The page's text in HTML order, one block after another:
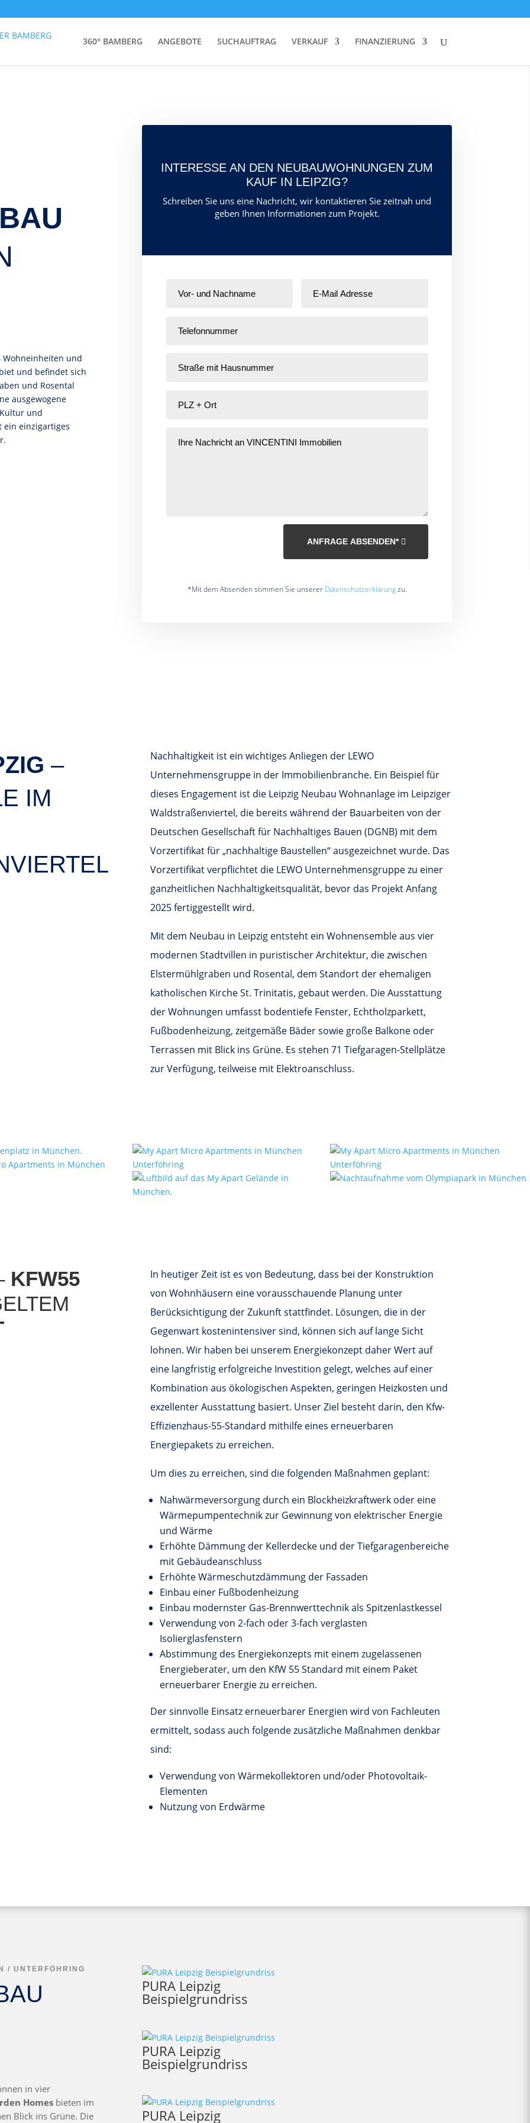
360° BAMBERG ANGEBOTE SUCHAUFTRAG VERKAUF FINANZIERUNG
Wohneinheiten und
und befindet sich
und Rosental
ausgewogene
und
ein einzigartiges
INTERESSE AN DEN NEUBAUWOHNUNGEN ZUM
KAUF IN LEIPZIG?
Schreiben Sie uns eine Nachricht, wir kontaktieren Sie zeitnah und
geben Ihnen Informationen zum Projekt.
ANFRAGE ABSENDEN*
*Mit dem Absenden stimmen Sie unserer Datenschutzerklärungzu.
–
IM
Nachhaltigkeit ist ein wichtiges Anliegen der LEWO
Unternehmensgruppe in der Immobilienbranche. Ein Beispiel für
dieses Engagement ist die Leipzig Neubau Wohnanlage im Leipziger
Waldstraßenviertel, die bereits während der Bauarbeiten von der
Deutschen Gesellschaft für Nachhaltiges Bauen (DGNB) mit dem
Vorzertifikat für „nachhaltige Baustellen“ ausgezeichnet wurde. Das
Vorzertifikat verpflichtet die LEWO Unternehmensgruppe zu einer
ganzheitlichen Nachhaltigkeitsqualität, bevor das Projekt Anfang
2025 fertiggestellt wird.
Mit dem Neubau in Leipzig entsteht ein Wohnensemble aus vier
modernen Stadtvillen in puristischer Architektur, die zwischen
Elstermühlgraben und Rosental, dem Standort der ehemaligen
katholischen Kirche St. Trinitatis, gebaut werden. Die Ausstattung
der Wohnungen umfasst bodentiefe Fenster, Echtholzparkett,
Fußbodenheizung, zeitgemäße Bäder sowie große Balkone oder
Terrassen mit Blick ins Grüne. Es stehen 71 Tiefgaragen-Stellplätze
zur Verfügung, teilweise mit Elektroanschluss.
KFW55
In heutiger Zeit ist es von Bedeutung, dass bei der Konstruktion
von Wohnhäusern eine vorausschauende Planung unter
Berücksichtigung der Zukunft stattfindet. Lösungen, die in der
Gegenwart kostenintensiver sind, können sich auf lange Sicht
lohnen. Wir haben bei unserem Energiekonzept daher Wert auf
eine langfristig erfolgreiche Investition gelegt, welches auf einer
Kombination aus ökologischen Aspekten, geringen Heizkosten und
exzellenter Ausstattung basiert. Unser Ziel besteht darin, den Kfw-
Effizienzhaus-55-Standard mithilfe eines erneuerbaren
Energiepakets zu erreichen.
Um dies zu erreichen, sind die folgenden Maßnahmen geplant:
Nahwärmeversorgung durch ein Blockheizkraftwerk oder eine
Wärmepumpentechnik zur Gewinnung von elektrischer Energie
und Wärme
Erhöhte Dämmung der Kellerdecke und der Tiefgaragenbereiche
mit Gebäudeanschluss
Erhöhte Wärmeschutzdämmung der Fassaden
Einbau einer Fußbodenheizung
Einbau modernster Gas-Brennwerttechnik als Spitzenlastkessel
Verwendung von 2-fach oder 3-fach verglasten
Isolierglasfenstern
Abstimmung des Energiekonzepts mit einem zugelassenen
Energieberater, um den KfW 55 Standard mit einem Paket
erneuerbarer Energie zu erreichen.
Der sinnvolle Einsatz erneuerbarer Energien wird von Fachleuten
ermittelt, sodass auch folgende zusätzliche Maßnahmen denkbar
sind:
Verwendung von Wärmekollektoren und/oder Photovoltaik-
Elementen
Nutzung von Erdwärme
UNTERFÖHRING
in vier
Homes bieten im
Blick ins Grüne. Die
PURA Leipzig
Beispielgrundriss
PURA Leipzig
Beispielgrundriss
PURA Leipzig